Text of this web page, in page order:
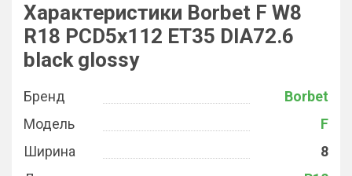
Характеристики Borbet F W8
R18 PCD5x112 ET35 DIA72.6
black glossy
Бренд
Borbet
Модель
F
Ширина
8